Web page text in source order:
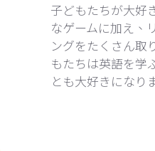
子どもたちが大好
なゲームに加え、
ングをたくさん取
もたちは英語を学
とも大好きになり